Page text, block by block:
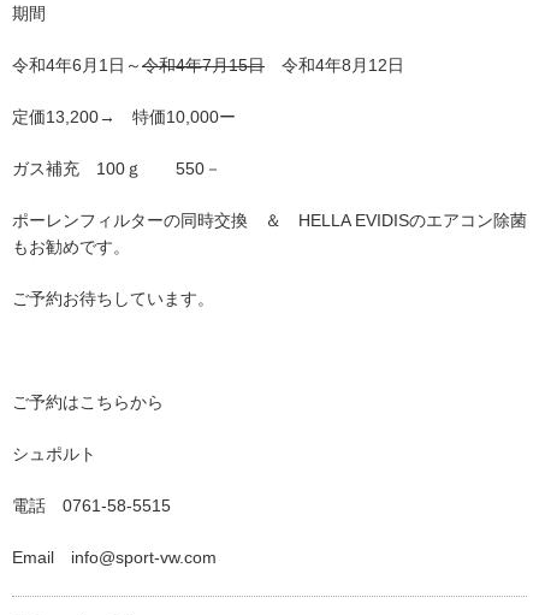
期間
令和4年6月1日～令和4年7月15日 令和4年8月12日
定価13,200→ 特価10,000ー
ガス補充 100ｇ 550－
ポーレンフィルターの同時交換 ＆ HELLA EVIDISのエアコン除菌
もお勧めです。
ご予約お待ちしています。
ご予約はこちらから
シュポルト
電話 0761-58-5515
Email info@sport-vw.com